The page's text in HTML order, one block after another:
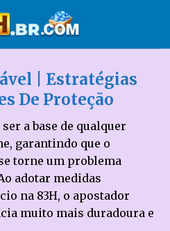
| Estratégias
De Proteção
ser a base de qualquer
garantindo que o
torne um problema
adotar medidas
na 83H, o apostador
muito mais duradoura e